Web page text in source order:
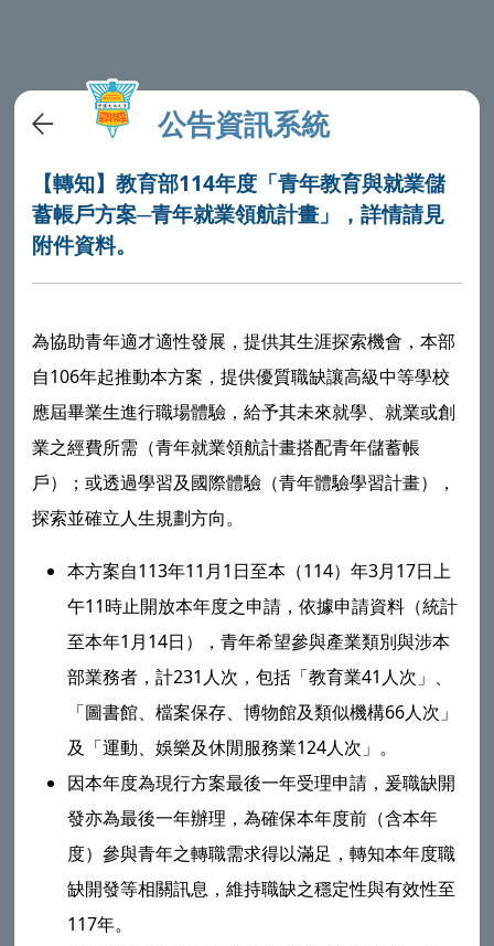
公告資訊系統
【轉知】教育部114年度「青年教育與就業儲
蓄帳戶方案─青年就業領航計畫」，詳情請見
附件資料。
為協助青年適才適性發展，提供其生涯探索機會，本部
自106年起推動本方案，提供優質職缺讓高級中等學校
應屆畢業生進行職場體驗，給予其未來就學、就業或創
業之經費所需（青年就業領航計畫搭配青年儲蓄帳
戶）；或透過學習及國際體驗（青年體驗學習計畫），
探索並確立人生規劃方向。
本方案自113年11月1日至本（114）年3月17日上
午11時止開放本年度之申請，依據申請資料（統計
至本年1月14日），青年希望參與產業類別與涉本
部業務者，計231人次，包括「教育業41人次」、
「圖書館、檔案保存、博物館及類似機構66人次」
及「運動、娛樂及休閒服務業124人次」。
因本年度為現行方案最後一年受理申請，爰職缺開
發亦為最後一年辦理，為確保本年度前（含本年
度）參與青年之轉職需求得以滿足，轉知本年度職
缺開發等相關訊息，維持職缺之穩定性與有效性至
117年。